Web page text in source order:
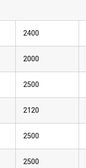
2400
2000
2500
2120
2500
2500